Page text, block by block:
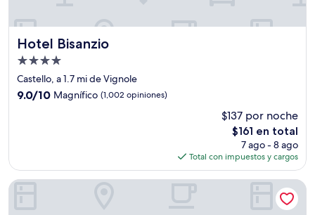
Hotel Bisanzio
Hotel Bisanzio
Propiedad
de
4.0
estrellas
Castello, a 1.7 mi de Vignole
9.0
9.0/10 Magnífico (1,002 opiniones)
$137 por noche
El
precio
actual
es
de
$161 en total
7 ago - 8 ago
Total con impuestos y cargos
Hotel Cavalletto e Doge Orseolo